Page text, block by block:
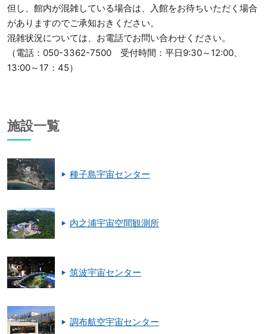
但し、館内が混雑している場合は、入館をお待ちいただく場合
がありますのでご承知おきください。
混雑状況については、お電話でお問い合わせください。
（電話：050-3362-7500 受付時間：平日9:30～12:00、
13:00～17：45）
施設一覧
種子島宇宙センター
内之浦宇宙空間観測所
筑波宇宙センター
調布航空宇宙センター